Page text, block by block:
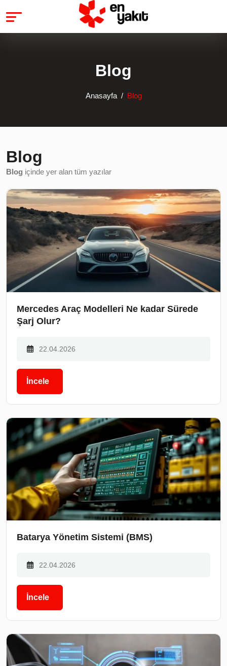
Blog
Anasayfa Blog
Blog
Blog içinde yer alan tüm yazılar
Mercedes Araç Modelleri Ne kadar Sürede
Şarj Olur?
22.04.2026
İncele
Batarya Yönetim Sistemi (BMS)
22.04.2026
İncele